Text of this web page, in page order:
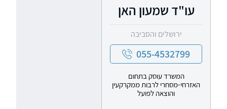
עו"ד שמעון האן
ירושלים והסביבה
055-4532799
המשרד עוסק בתחום
האזרחי-מסחרי לרבות ממקרקעין
והוצאה לפועל